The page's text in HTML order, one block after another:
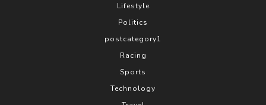
Lifestyle
Politics
postcategory1
Racing
Sports
Technology